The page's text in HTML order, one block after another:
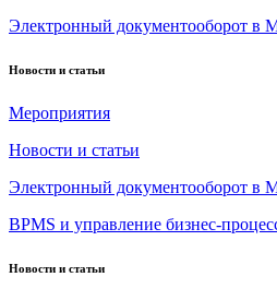
Электронный документооборот в
Новости и статьи
Мероприятия
Новости и статьи
Электронный документооборот в
BPMS и управление бизнес-
Новости и статьи